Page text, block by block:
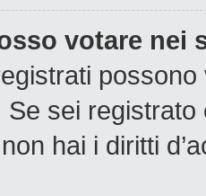
votare nei
Se sei
hai i diritti